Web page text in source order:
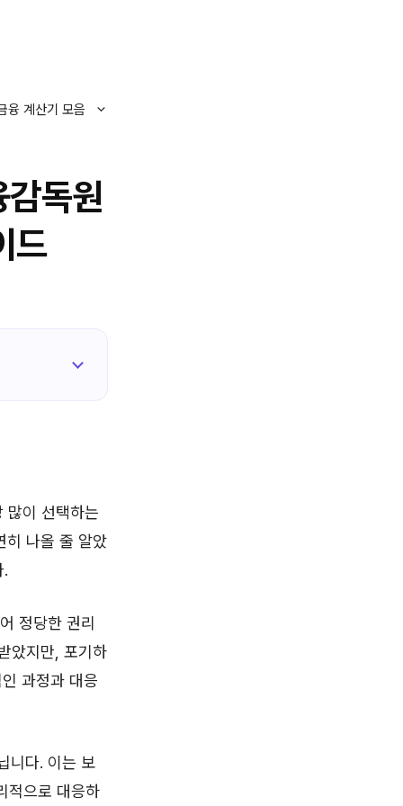
융 계산기 모음
독원
드
많이 선택하는
히 나올 줄 알았
.
정당한 권리
았지만, 포기하
과정과 대응
니다. 이는 보
적으로 대응하